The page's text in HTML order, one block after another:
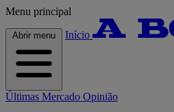
Menu principal
Abrir menu Início
Últimas Mercado Opinião